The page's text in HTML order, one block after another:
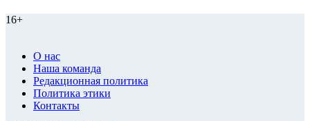
16+
О нас
Наша команда
Редакционная политика
Политика этики
Контакты